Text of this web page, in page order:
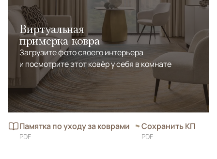
Виртуальная
примерка ковра
Загрузите фото своего интерьера
и посмотрите этот ковёр у себя в комнате
Памятка по уходу за коврами
PDF
Сохранить КП
PDF